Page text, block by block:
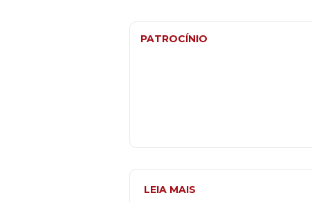
PATROCÍNIO
LEIA MAIS